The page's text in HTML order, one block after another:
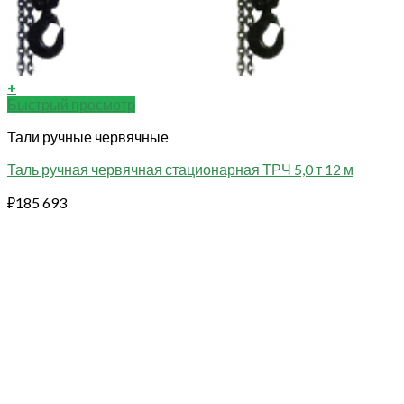
+
Быстрый просмотр
Тали ручные червячные
Таль ручная червячная стационарная ТРЧ 5,0 т 12 м
₽185 693